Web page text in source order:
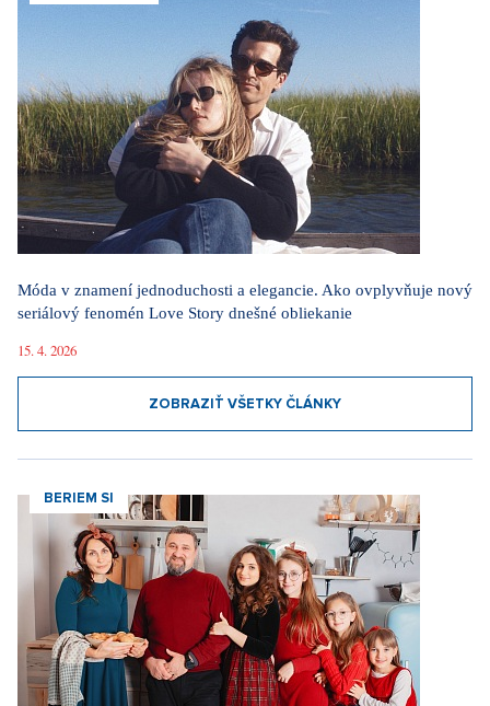
Móda v znamení jednoduchosti a elegancie. Ako ovplyvňuje nový
seriálový fenomén Love Story dnešné obliekanie
15. 4. 2026
ZOBRAZIŤ VŠETKY ČLÁNKY
BERIEM SI